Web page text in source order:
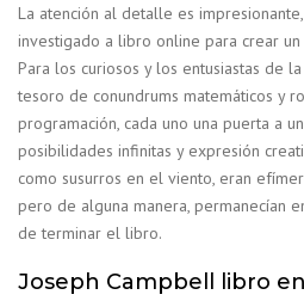
La atención al detalle es
investigado a libro online​ para crear
Para los curiosos y los entusiastas de
tesoro de conundrums matemáticos y
programación, cada uno una puerta a
posibilidades infinitas y expresión
como susurros en el viento, eran
pero de alguna manera, permanecían
de terminar el libro.
Joseph Campbell libro